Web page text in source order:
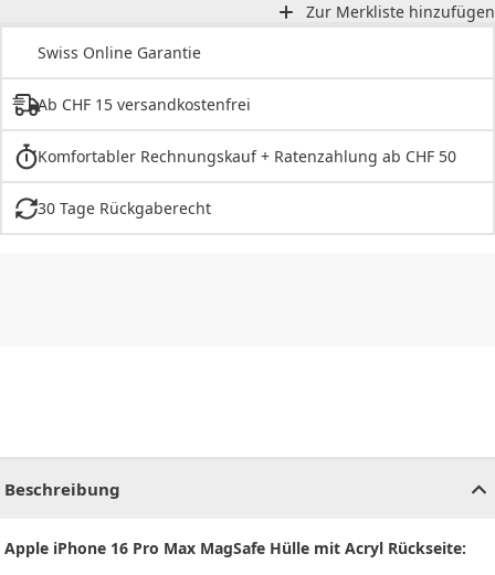
Zur Merkliste hinzufügen
Swiss Online Garantie
Ab CHF 15 versandkostenfrei
Komfortabler Rechnungskauf + Ratenzahlung ab CHF 50
30 Tage Rückgaberecht
Beschreibung
Apple iPhone 16 Pro Max MagSafe Hülle mit Acryl Rückseite: